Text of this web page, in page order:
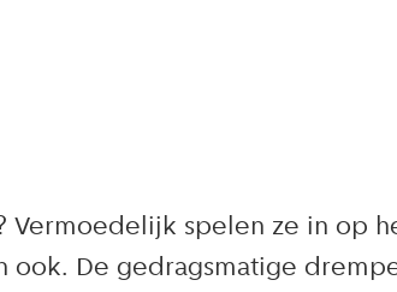
spelen ze in op
ook. De gedragsmatige